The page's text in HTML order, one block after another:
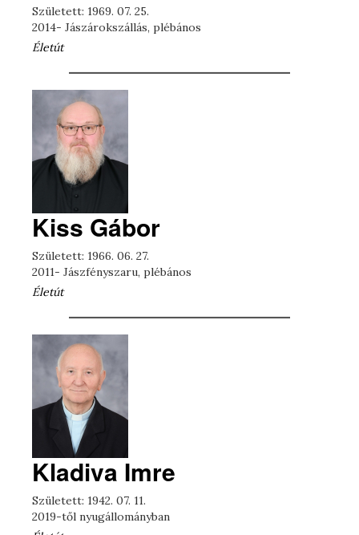
Született: 1969. 07. 25.
2014- Jászárokszállás, plébános
Életút
Kiss Gábor
Született: 1966. 06. 27.
2011- Jászfényszaru, plébános
Életút
Kladiva Imre
Született: 1942. 07. 11.
2019-től nyugállományban